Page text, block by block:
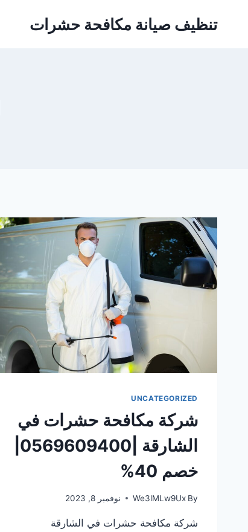
تنظيف صيانة مكافحة حشرات
UNCATEGORIZED
شركة مكافحة حشرات في
خصم 40%
By
We3lMLw9Ux نوفمبر 8, 2023
شركة مكافحة حشرات في الشارقة